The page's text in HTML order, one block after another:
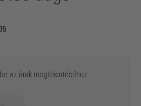
az árak megtekintéséhez.